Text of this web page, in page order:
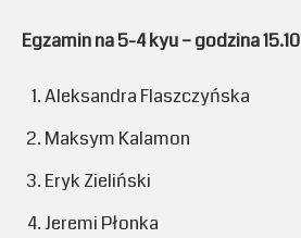
Egzamin na 5-4 kyu – godzina 15.10
Aleksandra Flaszczyńska
Maksym Kalamon
Eryk Zieliński
Jeremi Płonka